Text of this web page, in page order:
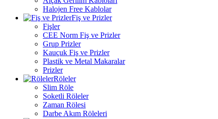
Halojen Free Kablolar
Fiş ve Prizler
Fişler
CEE Norm Fiş ve Prizler
Grup Prizler
Kauçuk Fiş ve Prizler
Plastik ve Metal Makaralar
Prizler
Röleler
Slim Röle
Soketli Röleler
Zaman Rölesi
Darbe Akım Röleleri